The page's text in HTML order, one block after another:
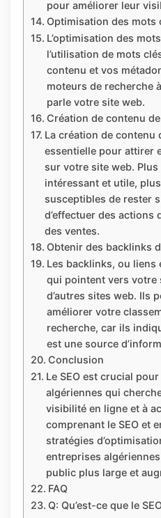
pour améliorer leur
Optimisation des mots
L’optimisation des
l’utilisation de mots
contenu et vos
moteurs de recherche
parle votre site web.
Création de contenu
La création de contenu
essentielle pour attirer
sur votre site web.
intéressant et utile,
susceptibles de rester
d’effectuer des actions
des ventes.
Obtenir des backlinks
Les backlinks, ou liens
qui pointent vers votre
d’autres sites web. Ils
améliorer votre
recherche, car ils
est une source
Conclusion
Le SEO est crucial
algériennes qui
visibilité en ligne et à
comprenant le SEO et
stratégies
entreprises
public plus large et
FAQ
Q: Qu’est-ce que le